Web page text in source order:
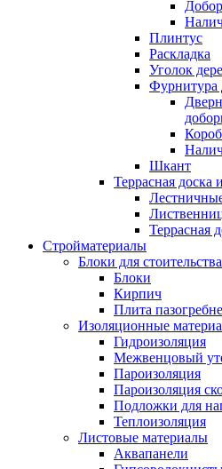
Плинтус
Раскладка
Уголок
Фурнитура
Шкант
Террасная доска
Террасная
Стройматериалы
Блоки для стоительства
Блоки
Кирпич
Плита
Изоляционные
Гидроизоляция
Межвенцовый
Пароизоляция
Пароизоляция
Подложки для
Теплоизоляция
Листовые материалы
Аквапанели